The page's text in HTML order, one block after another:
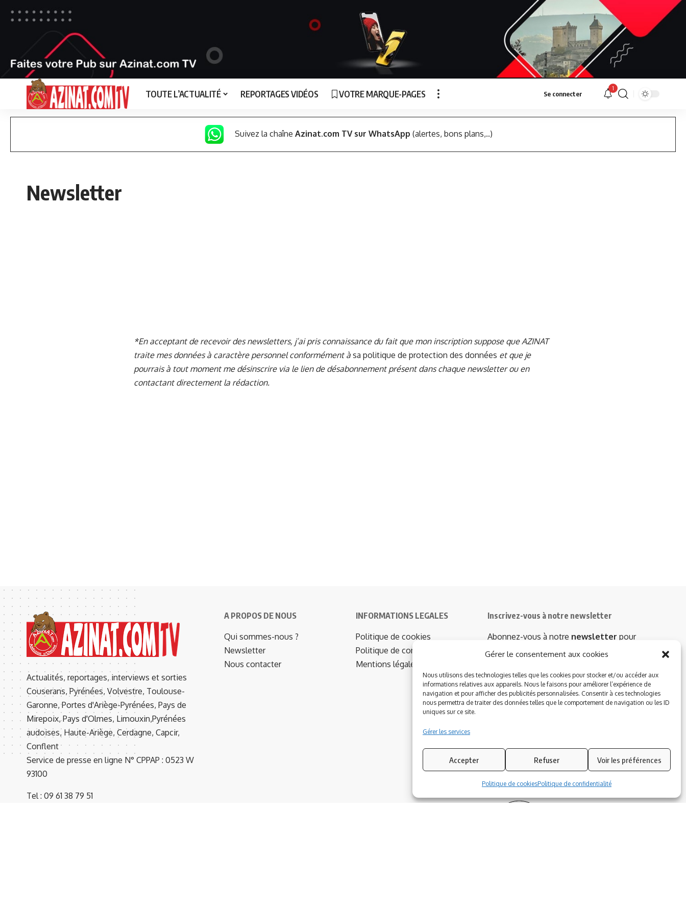
Gérer le consentement aux cookies
Nous utilisons des technologies telles que les cookies pour stocker et/ou accéder aux
informations relatives aux appareils. Nous le faisons pour améliorer l’expérience de
navigation et pour afficher des publicités personnalisées. Consentir à ces technologies
nous permettra de traiter des données telles que le comportement de navigation ou les ID
uniques sur ce site.
Gérer les services
Accepter Refuser Voir les préférences
Politique de cookiesPolitique de confidentialité
TOUTE L’ACTUALITÉ REPORTAGES VIDÉOS VOTRE MARQUE-PAGES Se connecter
1
Suivez la chaîne Azinat.com TV sur WhatsApp (alertes, bons plans,..)
Newsletter
*En acceptant de recevoir des newsletters, j’ai pris connaissance du fait que mon inscription suppose que AZINAT
traite mes données à caractère personnel conformément à sa politique de protection des données et que je
pourrais à tout moment me désinscrire via le lien de désabonnement présent dans chaque newsletter ou en
contactant directement la rédaction.
Actualités, reportages, interviews et sorties
Couserans, Pyrénées, Volvestre, Toulouse-
Garonne, Portes d'Ariège-Pyrénées, Pays de
Mirepoix, Pays d'Olmes, Limouxin,Pyrénées
audoises, Haute-Ariège, Cerdagne, Capcir,
Conflent
Service de presse en ligne N° CPPAP : 0523 W
93100
Tel : 09 61 38 79 51
A PROPOS DE NOUS
Qui sommes-nous ?
Newsletter
Nous contacter
INFORMATIONS LEGALES
Politique de cookies
Politique de confidentialité
Mentions légales
Inscrivez-vous à notre newsletter
Abonnez-vous à notre newsletter pour
recevoir instantanément les dernières
Azinat.com TV soutient